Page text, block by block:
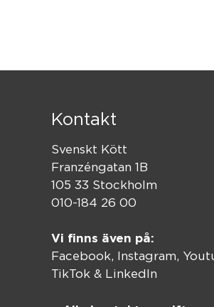
Kontakt
Svenskt Kött
Franzéngatan 1B
105 33 Stockholm
010-184 26 00
Vi finns även på:
Facebook, Instagram,
TikTok & LinkedIn